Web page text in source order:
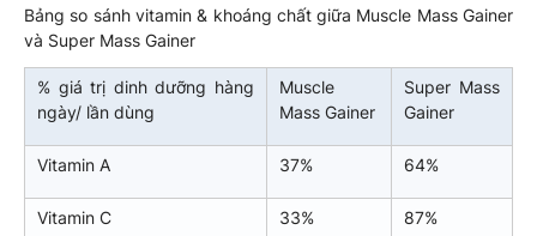
Bảng so sánh vitamin & khoáng chất giữa Muscle Mass Gainer
và Super Mass Gainer
% giá trị dinh dưỡng hàng
ngày/ lần dùng
Muscle
Mass Gainer
Super Mass
Gainer
Vitamin A 37% 64%
Vitamin C 33% 87%